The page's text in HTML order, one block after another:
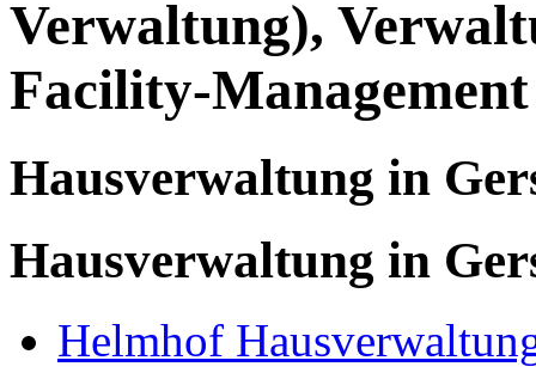
Verwaltung),
Facility-Management
Hausverwaltung in
Hausverwaltung in
Helmhof